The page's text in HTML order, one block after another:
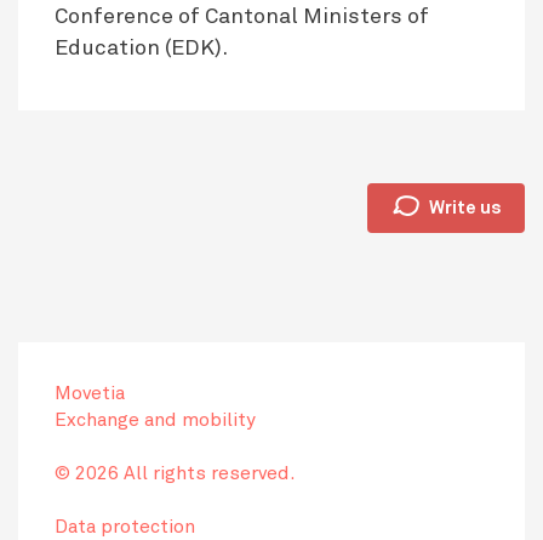
Conference of Cantonal Ministers of
Education (EDK).
🗩 Write us
Movetia
Exchange and mobility
© 2026 All rights reserved.
Data protection